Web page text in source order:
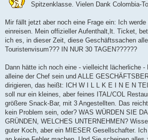
r
g
Spitzenklasse. Vielen Dank Colombia-
Mir fällt jetzt aber noch eine Frage ein: Ich
einreisen. Mein offizieller Aufenthalt,lt. Ticket,
ich es, in dieser Zeit, diese Geschäftssachen
Touristenvisum??? IN NUR 30 TAGEN??????
Dann hätte ich noch eine - vielleicht lächerliche -
alleine der Chef sein und ALLE
dirigieren, das heißt: ICH W I L L K E I N E N
soll nur ein kleines, aber feines ITAL/COL
größere Snack-Bar, mit 3 Angestellten. Das
kein Problem sein, oder? WAS WÜRDEN SIE
GRÜNDEN, WELCHES UNTERNEHMEN?
guter Koch, aber ein MIESER Gesellschafter.